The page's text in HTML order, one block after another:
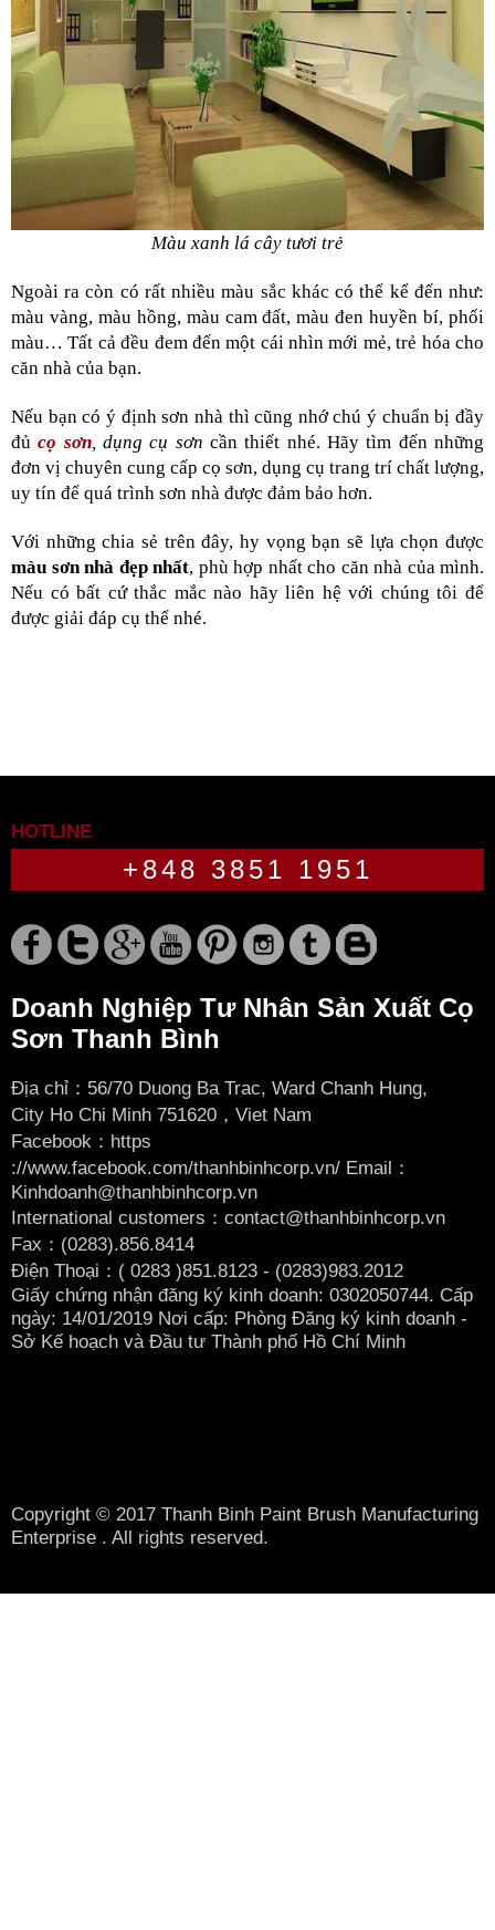
Màu xanh lá cây tươi trẻ
Ngoài ra còn có rất nhiều màu sắc khác có thể kể đến như:
màu vàng, màu hồng, màu cam đất, màu đen huyền bí, phối
màu… Tất cả đều đem đến một cái nhìn mới mẻ, trẻ hóa cho
căn nhà của bạn.
Nếu bạn có ý định sơn nhà thì cũng nhớ chú ý chuẩn bị đầy
đủ cọ sơn, dụng cụ sơn cần thiết nhé. Hãy tìm đến những
đơn vị chuyên cung cấp cọ sơn, dụng cụ trang trí chất lượng,
uy tín để quá trình sơn nhà được đảm bảo hơn.
màu sơn nhà đẹp nhất, phù hợp nhất cho căn nhà của mình.
Nếu có bất cứ thắc mắc nào hãy liên hệ với chúng tôi để
được giải đáp cụ thể nhé.
HOTLINE
+848 3851 1951
Doanh Nghiệp Tư Nhân Sản Xuất Cọ
Sơn Thanh Bình
Địa chỉ：56/70 Duong Ba Trac, Ward Chanh Hung,
City Ho Chi Minh 751620，Viet Nam
Facebook： https
://www.facebook.com/thanhbinhcorp.vn/ Email：
Kinhdoanh@thanhbinhcorp.vn
International customers：contact@thanhbinhcorp.vn
Fax：(0283).856.8414
Điện Thoại：( 0283 )851.8123 - (0283)983.2012
Giấy chứng nhận đăng ký kinh doanh: 0302050744. Cấp
ngày: 14/01/2019 Nơi cấp: Phòng Đăng ký kinh doanh -
Sở Kế hoạch và Đầu tư Thành phố Hồ Chí Minh
Copyright © 2017 Thanh Binh Paint Brush Manufacturing
Enterprise . All rights reserved.